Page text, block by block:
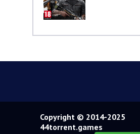
Copyright © 2014-2025
44torrent.games